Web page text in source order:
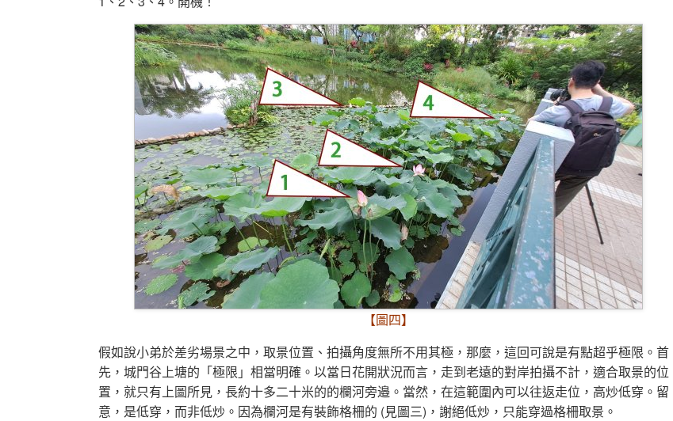
【圖四】
假如說小弟於差劣場景之中，取景位置、拍攝角度無所不用其極，那麼，這回可說是有點超乎極限。首
先，城門谷上塘的「極限」相當明確。以當日花開狀況而言，走到老遠的對岸拍攝不計，適合取景的位
置，就只有上圖所見，長約十多二十米的的欄河旁邉。當然，在這範圍內可以往返走位，高炒低穿。留
意，是低穿，而非低炒。因為欄河是有裝飾格柵的 (見圖三)，謝絕低炒，只能穿過格柵取景。